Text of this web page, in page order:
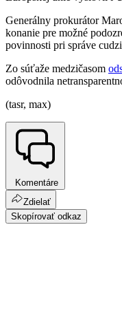
Generálny prokurátor
konanie pre možné
povinnosti pri správe
Zo súťaže medzičasom
odôvodnila
(tasr, max)
Komentáre
Zdielať
Skopírovať odkaz